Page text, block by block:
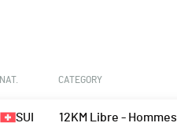
NAT. CATEGORY
SUI 12KM Libre - Hommes